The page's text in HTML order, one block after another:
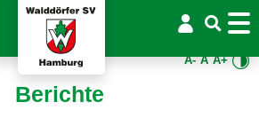
A- A A+
Berichte